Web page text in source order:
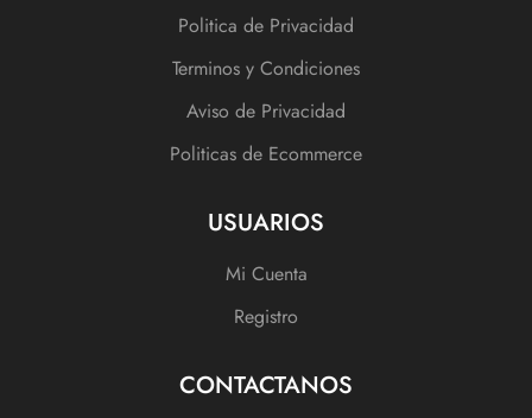
Politica de Privacidad
Terminos y Condiciones
Aviso de Privacidad
Politicas de Ecommerce
USUARIOS
Mi Cuenta
Registro
CONTACTANOS